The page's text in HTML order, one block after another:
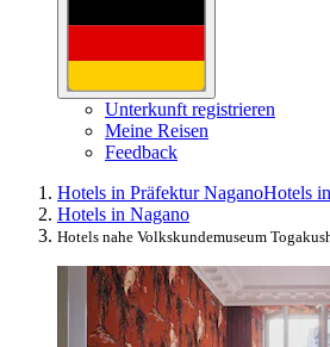
Unterkunft registrieren
Meine Reisen
Feedback
Hotels in Präfektur NaganoHotels
Hotels in Nagano
Hotels nahe Volkskundemuseum